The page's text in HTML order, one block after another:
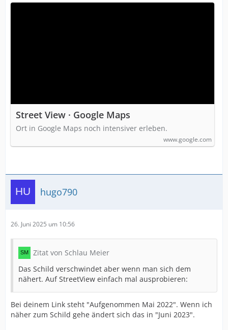
Street View · Google Maps
Ort in Google Maps noch intensiver erleben.
www.google.com
hugo790
26. Juni 2025 um 10:56
Zitat von Schlau Meier
Das Schild verschwindet aber wenn man sich dem
nähert. Auf StreetView einfach mal ausprobieren:
Bei deinem Link steht "Aufgenommen Mai 2022". Wenn ich
näher zum Schild gehe ändert sich das in "Juni 2023".